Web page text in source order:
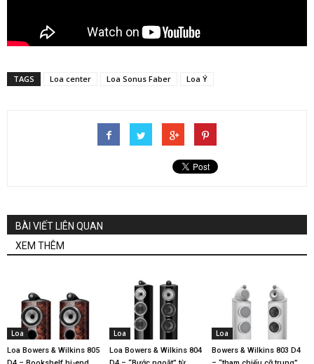
TAGS Loa center Loa Sonus Faber Loa Ý
BÀI VIẾT LIÊN QUAN
XEM THÊM
Loa
Loa Bowers & Wilkins 805
Loa
Loa Bowers & Wilkins 804
Loa
Bowers & Wilkins 803 D4